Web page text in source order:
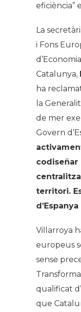
eficiència”
La
i Fons
Catalunya,
ha
la
de mer
Govern
codiseñar
territori.
Villarroya
europeus
sense
qualificat
que